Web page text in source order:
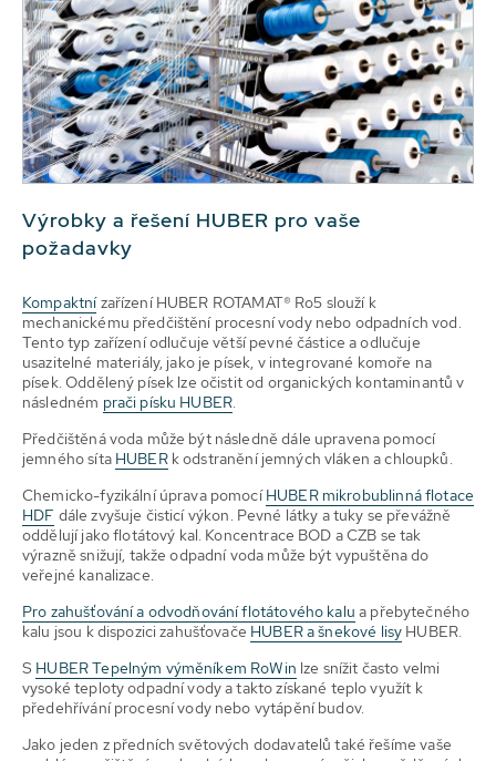
Výrobky a řešení HUBER pro vaše
požadavky
Kompaktnízařízení HUBER ROTAMAT® Ro5 slouží k
mechanickému předčištění procesní vody nebo odpadních vod.
Tento typ zařízení odlučuje větší pevné částice a odlučuje
usazitelné materiály, jako je písek, v integrované komoře na
písek. Oddělený písek lze očistit od organických kontaminantů v
následném prači písku HUBER.
Předčištěná voda může být následně dále upravena pomocí
jemného síta HUBERk odstranění jemných vláken a chloupků.
Chemicko-fyzikální úprava pomocíHUBER mikrobublinná flotace
HDF dále zvyšuje čisticí výkon. Pevné látky a tuky se převážně
oddělují jako flotátový kal. Koncentrace BOD a CZB se tak
výrazně snižují, takže odpadní voda může být vypuštěna do
veřejné kanalizace.
Pro zahušťování a odvodňování flotátového kalu a přebytečného
kalu jsou k dispozici zahušťovače HUBER a šnekové lisy HUBER.
S HUBER Tepelným výměníkem RoWin lze snížit často velmi
vysoké teploty odpadní vody a takto získané teplo využít k
předehřívání procesní vody nebo vytápění budov.
Jako jeden z předních světových dodavatelů také řešíme vaše